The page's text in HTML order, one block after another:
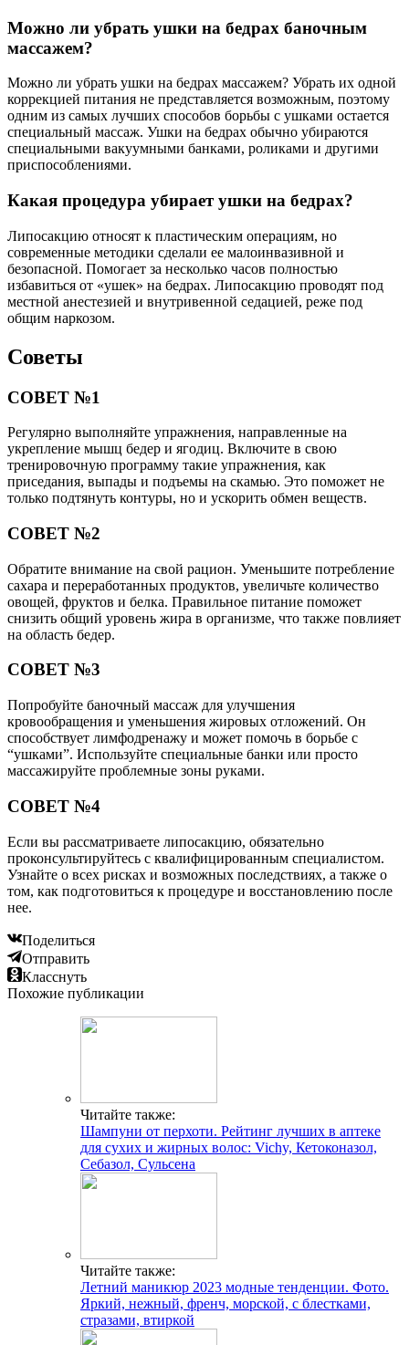
Можно ли убрать ушки на бедрах баночным
массажем?
Можно ли убрать ушки на бедрах массажем? Убрать их одной
коррекцией питания не представляется возможным, поэтому
одним из самых лучших способов борьбы с ушками остается
специальный массаж. Ушки на бедрах обычно убираются
специальными вакуумными банками, роликами и другими
приспособлениями.
Какая процедура убирает ушки на бедрах?
Липосакцию относят к пластическим операциям, но
современные методики сделали ее малоинвазивной и
безопасной. Помогает за несколько часов полностью
избавиться от «ушек» на бедрах. Липосакцию проводят под
местной анестезией и внутривенной седацией, реже под
общим наркозом.
Советы
СОВЕТ №1
Регулярно выполняйте упражнения, направленные на
укрепление мышц бедер и ягодиц. Включите в свою
тренировочную программу такие упражнения, как
приседания, выпады и подъемы на скамью. Это поможет не
только подтянуть контуры, но и ускорить обмен веществ.
СОВЕТ №2
Обратите внимание на свой рацион. Уменьшите потребление
сахара и переработанных продуктов, увеличьте количество
овощей, фруктов и белка. Правильное питание поможет
снизить общий уровень жира в организме, что также повлияет
на область бедер.
СОВЕТ №3
Попробуйте баночный массаж для улучшения
кровообращения и уменьшения жировых отложений. Он
способствует лимфодренажу и может помочь в борьбе с
“ушками”. Используйте специальные банки или просто
массажируйте проблемные зоны руками.
СОВЕТ №4
Если вы рассматриваете липосакцию, обязательно
проконсультируйтесь с квалифицированным специалистом.
Узнайте о всех рисках и возможных последствиях, а также о
том, как подготовиться к процедуре и восстановлению после
нее.
Поделиться
Отправить
Класснуть
Похожие публикации
Читайте также:
Шампуни от перхоти. Рейтинг лучших в аптеке
для сухих и жирных волос: Vichy, Кетоконазол,
Себазол, Сульсена
Читайте также:
Летний маникюр 2023 модные тенденции. Фото.
Яркий, нежный, френч, морской, с блестками,
стразами, втиркой